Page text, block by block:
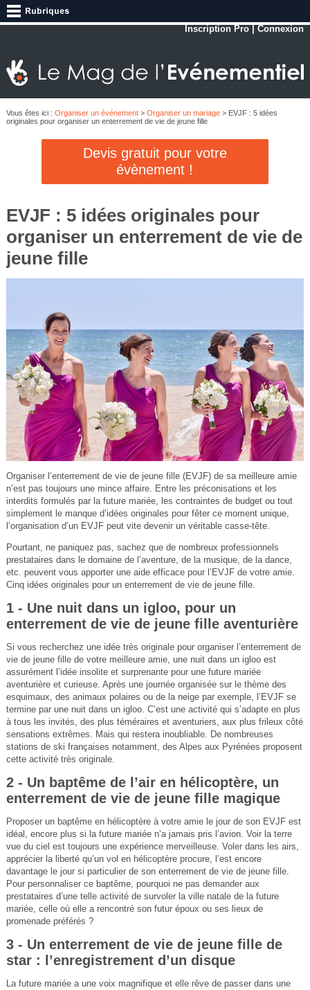
Inscription Pro |Connexion
Vous êtes ici : Organiser un événement> Organiser un mariage> EVJF : 5 idées
originales pour organiser un enterrement de vie de jeune fille
Devis gratuit pour votre
évènement !
EVJF : 5 idées originales pour
organiser un enterrement de vie de
jeune fille
Organiser l’enterrement de vie de jeune fille (EVJF) de sa meilleure amie
n’est pas toujours une mince affaire. Entre les préconisations et les
interdits formulés par la future mariée, les contraintes de budget ou tout
simplement le manque d’idées originales pour fêter ce moment unique,
l’organisation d’un EVJF peut vite devenir un véritable casse-tête.
Pourtant, ne paniquez pas, sachez que de nombreux professionnels
prestataires dans le domaine de l’aventure, de la musique, de la dance,
etc. peuvent vous apporter une aide efficace pour l’EVJF de votre amie.
Cinq idées originales pour un enterrement de vie de jeune fille.
1 - Une nuit dans un igloo, pour un
enterrement de vie de jeune fille aventurière
Si vous recherchez une idée très originale pour organiser l’enterrement de
vie de jeune fille de votre meilleure amie, une nuit dans un igloo est
assurément l’idée insolite et surprenante pour une future mariée
aventurière et curieuse. Après une journée organisée sur le thème des
esquimaux, des animaux polaires ou de la neige par exemple, l’EVJF se
termine par une nuit dans un igloo. C’est une activité qui s’adapte en plus
à tous les invités, des plus téméraires et aventuriers, aux plus frileux côté
sensations extrêmes. Mais qui restera inoubliable. De nombreuses
stations de ski françaises notamment, des Alpes aux Pyrénées proposent
cette activité très originale.
2 - Un baptême de l’air en hélicoptère, un
enterrement de vie de jeune fille magique
Proposer un baptême en hélicoptère à votre amie le jour de son EVJF est
idéal, encore plus si la future mariée n’a jamais pris l’avion. Voir la terre
vue du ciel est toujours une expérience merveilleuse. Voler dans les airs,
apprécier la liberté qu’un vol en hélicoptère procure, l’est encore
davantage le jour si particulier de son enterrement de vie de jeune fille.
Pour personnaliser ce baptême, pourquoi ne pas demander aux
prestataires d’une telle activité de survoler la ville natale de la future
mariée, celle où elle a rencontré son futur époux ou ses lieux de
promenade préférés ?
3 - Un enterrement de vie de jeune fille de
star : l’enregistrement d’un disque
La future mariée a une voix magnifique et elle rêve de passer dans une